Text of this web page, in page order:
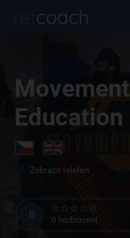
Movement
Education
Zobrazit telefon
0 0 hodnocení